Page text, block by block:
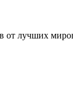
от лучших